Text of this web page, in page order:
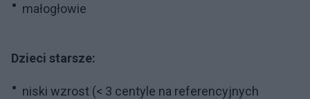
małogłowie
Dzieci starsze:
niski wzrost (< 3 centyle na referencyjnych